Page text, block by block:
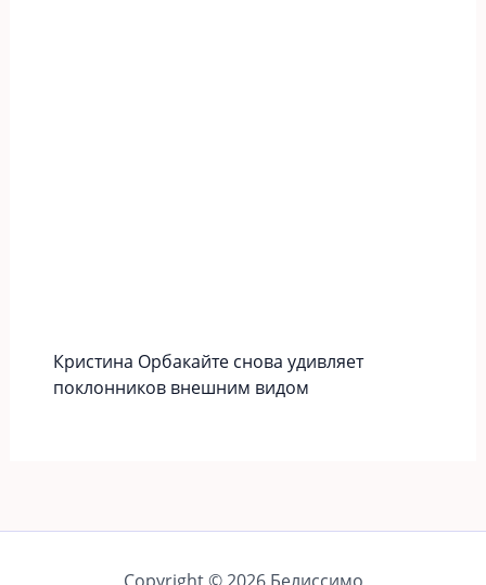
Кристина Орбакайте снова удивляет
поклонников внешним видом